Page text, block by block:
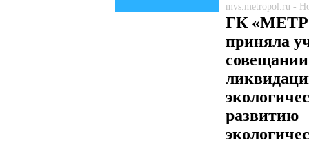
mvs.metropol.ru -
ГК
приняла
развитию